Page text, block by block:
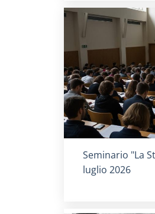
Titolo card:
Seminario "La
luglio 2026